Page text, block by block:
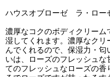
ハウスオブローゼ ラ・ロ
濃厚なコクのボディクリー
湿してくれます。濃厚なク
んでくれるので、保湿力・
いは、ローズのフレッシュ
てのフレッシュなローズの香